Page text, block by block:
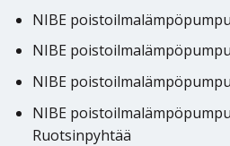
NIBE
NIBE
NIBE
NIBE
Ruotsinpyhtää